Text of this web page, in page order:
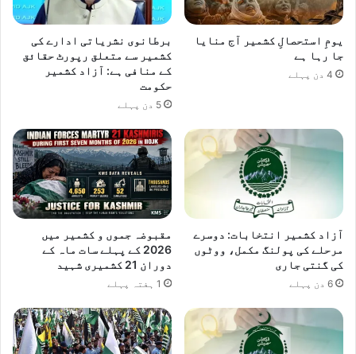
یومِ استحصالِ کشمیر آج منایا
جا رہا ہے
4 دن پہلے
برطانوی نشریاتی ادارے کی
کشمیر سے متعلق رپورٹ حقائق
کے منافی ہے: آزاد کشمیر
حکومت
5 دن پہلے
آزاد کشمیر انتخابات: دوسرے
مرحلے کی پولنگ مکمل، ووٹوں
کی گنتی جاری
6 دن پہلے
مقبوضہ جموں و کشمیر میں
2026 کے پہلے سات ماہ کے
دوران 21 کشمیری شہید
1 ہفتہ پہلے